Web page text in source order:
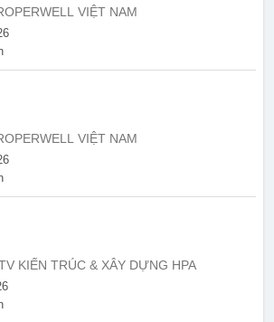
VIỆT NAM
VIỆT NAM
KIẾN TRÚC & XÂY DỰNG HPA